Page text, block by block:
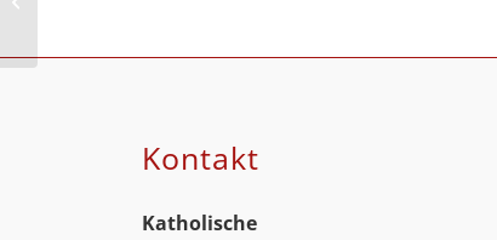
Kontakt
Katholische